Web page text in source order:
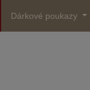
Dárkové poukazy